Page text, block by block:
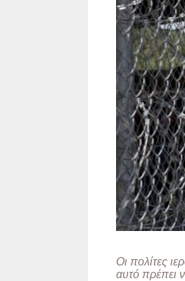
Οι πολίτες
αυτό πρέπει